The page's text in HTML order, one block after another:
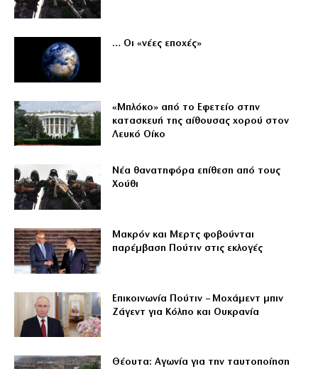
… Οι «νέες εποχές»
«Μπλόκο» από το Εφετείο στην
κατασκευή της αίθουσας χορού στον
Λευκό Οίκο
Νέα θανατηφόρα επίθεση από τους
Χούθι
Μακρόν και Μερτς φοβούνται
παρέμβαση Πούτιν στις εκλογές
Επικοινωνία Πούτιν – Μοχάμεντ μπιν
Ζάγεντ για Κόλπο και Ουκρανία
Θέουτα: Αγωνία για την ταυτοποίηση